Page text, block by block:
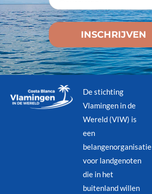
De stichting
Vlamingen in de
Wereld (VIW) is
een
belangenorganisatie
voor landgenoten
die in het
buitenland willen